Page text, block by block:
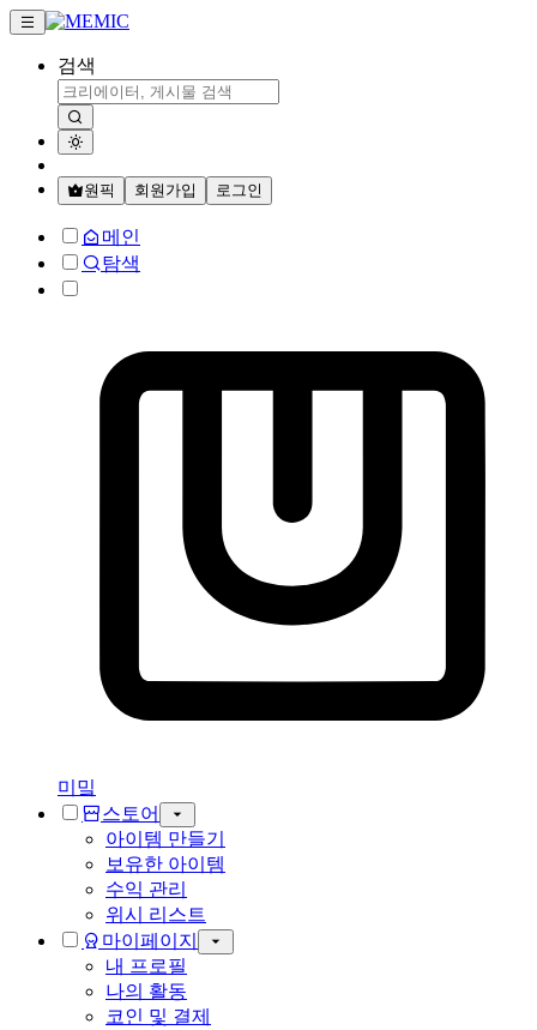
검색
원픽 회원가입 로그인
메인
탐색
미밐
스토어
아이템 만들기
보유한 아이템
수익 관리
위시 리스트
마이페이지
내 프로필
나의 활동
코인 및 결제